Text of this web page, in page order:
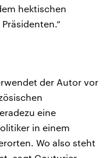
hektischen
der Autor vor
eine
in einem
Wo also steht